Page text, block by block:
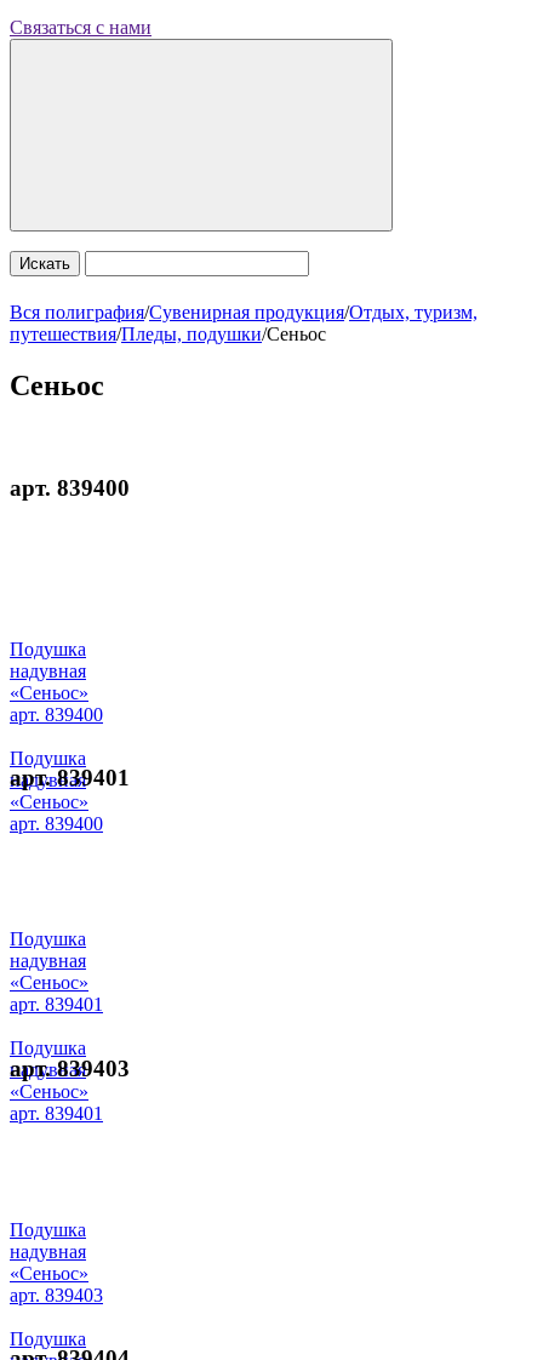
Связаться с нами
Искать
Вся полиграфия/Сувенирная продукция/Отдых, туризм,
путешествия/Пледы, подушки/Сеньос
Сеньос
арт. 839400
Подушка
надувная
«Сеньос»
арт. 839400
Подушка
надувная
«Сеньос»
арт. 839400
арт. 839401
Подушка
надувная
«Сеньос»
арт. 839401
Подушка
надувная
«Сеньос»
арт. 839401
арт. 839403
Подушка
надувная
«Сеньос»
арт. 839403
Подушка